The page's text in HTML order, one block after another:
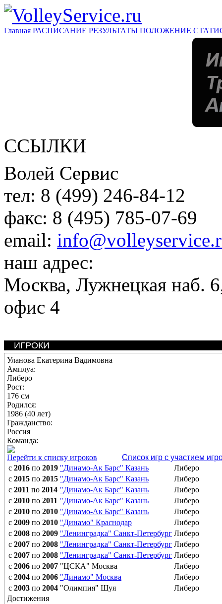
Главная РАСПИСАНИЕ РЕЗУЛЬТАТЫ ПОЛОЖЕНИЕ
ССЫЛКИ
Волей Сервис
тел: 8 (499) 246-84-12
факс: 8 (495) 785-07-69
email:
наш адрес:
Москва, Лужнецкая наб.
офис 4
ИГРОКИ
Уланова Екатерина Вадимовна
Амплуа:
Либеро
Рост:
176 см
Родился:
1986 (40 лет)
Гражданство:
Россия
Команда:
Перейти к списку игроков
Список игр с участием
с 2016 по 2019 "Динамо-Ак Барс" Казань
Либеро
с 2015 по 2015 "Динамо-Ак Барс" Казань
Либеро
с 2011 по 2014 "Динамо-Ак Барс" Казань
Либеро
с 2010 по 2011 "Динамо-Ак Барс" Казань
Либеро
с 2010 по 2010 "Динамо-Ак Барс" Казань
Либеро
с 2009 по 2010 "Динамо" Краснодар
Либеро
с 2008 по 2009 "Ленинградка" Санкт-Петербург Либеро
с 2007 по 2008 "Ленинградка" Санкт-Петербург Либеро
с 2007 по 2008 "Ленинградка" Санкт-Петербург Либеро
с 2006 по 2007 "ЦСКА" Москва
Либеро
с 2004 по 2006 "Динамо" Москва
Либеро
с 2003 по 2004 "Олимпия" Шуя
Либеро
Достижения